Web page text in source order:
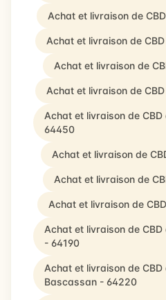
Achat et livraison de
Achat et livraison de
Achat et livraison de
Achat et livraison de
Achat et livraison de
64450
Achat et livraison de
Achat et livraison de
Achat et livraison de
Achat et livraison de
- 64190
Achat et livraison de
Bascassan - 64220